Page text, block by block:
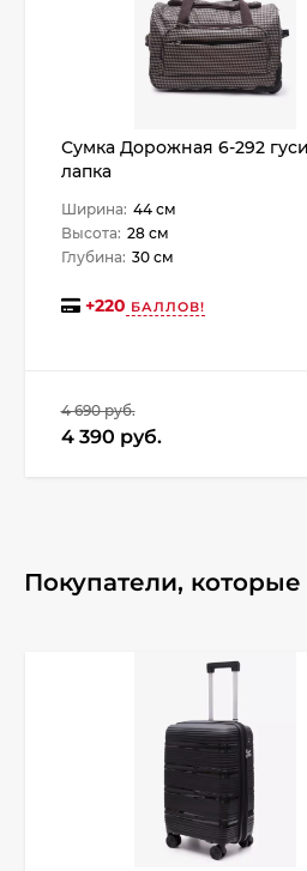
Сумка Дорожная 6-292
лапка
Ширина: 44 см
Высота: 28 см
Глубина: 30 см
+220 БАЛЛОВ!
4 690 руб.
4 390 руб.
Покупатели,